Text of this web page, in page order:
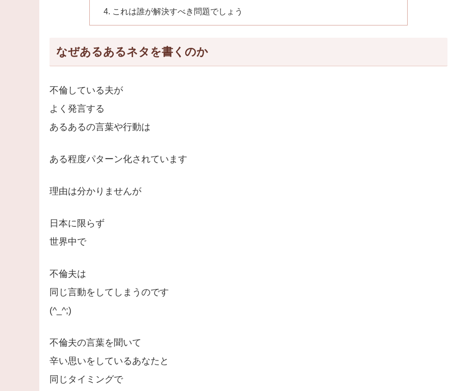
これは誰が解決すべき問題でしょう
なぜあるあるネタを書くのか
不倫している夫が
よく発言する
あるあるの言葉や行動は
ある程度パターン化されています
理由は分かりませんが
日本に限らず
世界中で
不倫夫は
同じ言動をしてしまうのです
(^_^;)
不倫夫の言葉を聞いて
辛い思いをしているあなたと
同じタイミングで